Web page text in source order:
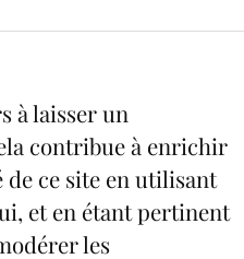
à laisser un
contribue à enrichir
de ce site en utilisant
et en étant pertinent
les